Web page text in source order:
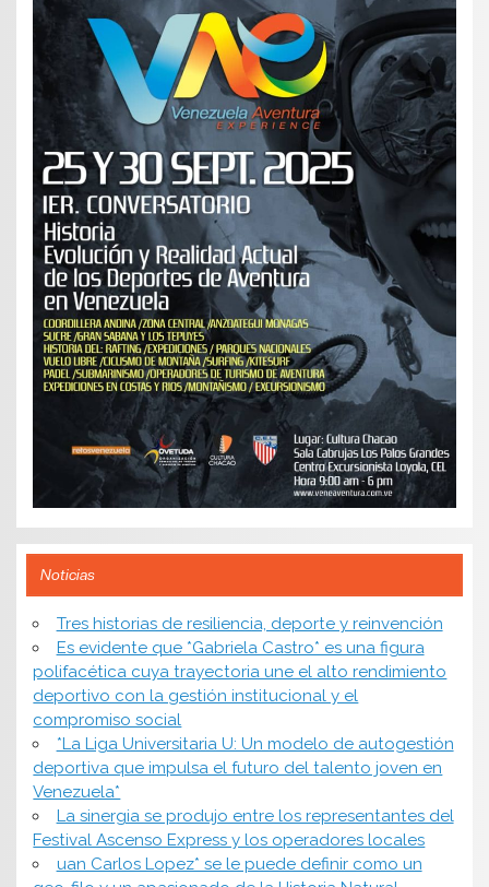
Noticias
​Tres historias de resiliencia, deporte y reinvención
Es evidente que *Gabriela Castro* es una figura
polifacética cuya trayectoria une el alto rendimiento
deportivo con la gestión institucional y el
compromiso social
*​La Liga Universitaria U: Un modelo de autogestión
deportiva que impulsa el futuro del talento joven en
Venezuela*
La sinergia se produjo entre los representantes del
Festival Ascenso Express y los operadores locales
uan Carlos Lopez* se le puede definir como un